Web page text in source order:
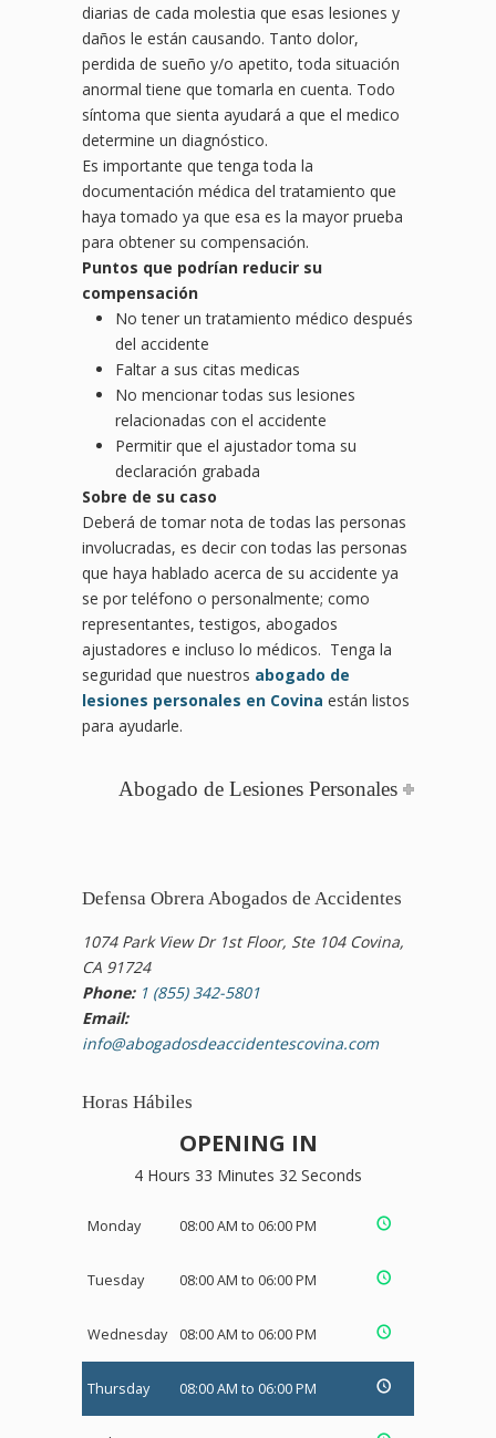
diarias de cada molestia que esas lesiones y
daños le están causando. Tanto dolor,
perdida de sueño y/o apetito, toda situación
anormal tiene que tomarla en cuenta. Todo
síntoma que sienta ayudará a que el medico
determine un diagnóstico.
Es importante que tenga toda la
documentación médica del tratamiento que
haya tomado ya que esa es la mayor prueba
para obtener su compensación.
Puntos que podrían reducir su
compensación
No tener un tratamiento médico después
del accidente
Faltar a sus citas medicas
No mencionar todas sus lesiones
relacionadas con el accidente
Permitir que el ajustador toma su
declaración grabada
Sobre de su caso
Deberá de tomar nota de todas las personas
involucradas, es decir con todas las personas
que haya hablado acerca de su accidente ya
se por teléfono o personalmente; como
representantes, testigos, abogados
ajustadores e incluso lo médicos. Tenga la
seguridad que nuestros abogado de
lesiones personales en Covina están listos
para ayudarle.
Abogado de Lesiones Personales
Defensa Obrera Abogados de Accidentes
1074 Park View Dr 1st Floor, Ste 104 Covina,
CA 91724
Phone: 1 (855) 342-5801
Email:
info@abogadosdeaccidentescovina.com
Horas Hábiles
OPENING IN
4 Hours 33 Minutes 31 Seconds
Monday 08:00 AM to 06:00 PM
Tuesday 08:00 AM to 06:00 PM
Wednesday 08:00 AM to 06:00 PM
Thursday 08:00 AM to 06:00 PM